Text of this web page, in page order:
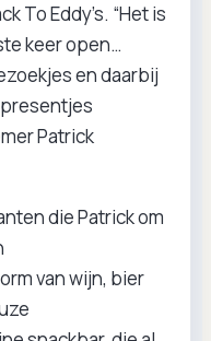
To Eddy’s. “Het is
keer open…
en daarbij
Patrick
die Patrick om
van wijn, bier